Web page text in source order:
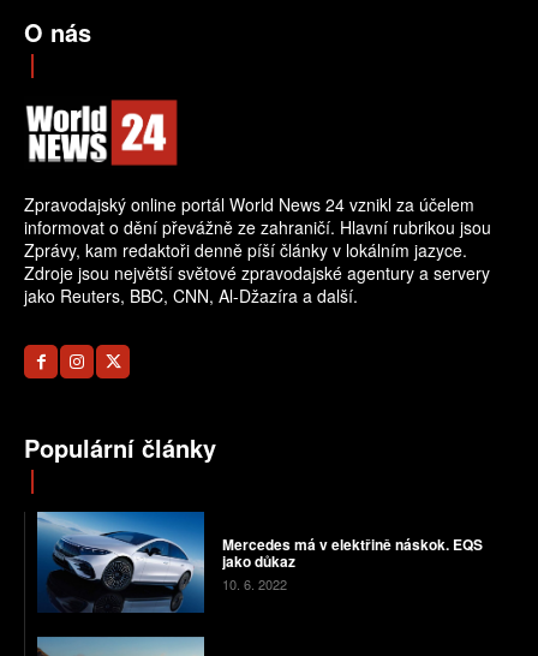
O nás
Zpravodajský online portál World News 24 vznikl za účelem
informovat o dění převážně ze zahraničí. Hlavní rubrikou jsou
Zprávy, kam redaktoři denně píší články v lokálním jazyce.
Zdroje jsou největší světové zpravodajské agentury a servery
jako Reuters, BBC, CNN, Al-Džazíra a další.
Populární články
Mercedes má v elektřině náskok. EQS
jako důkaz
10. 6. 2022